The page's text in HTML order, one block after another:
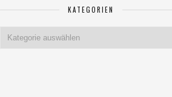
KATEGORIEN
Kategorien